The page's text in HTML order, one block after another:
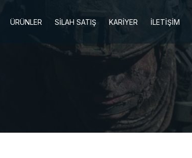
ÜRÜNLER SİLAH SATIŞ KARİYER İLETİŞİM